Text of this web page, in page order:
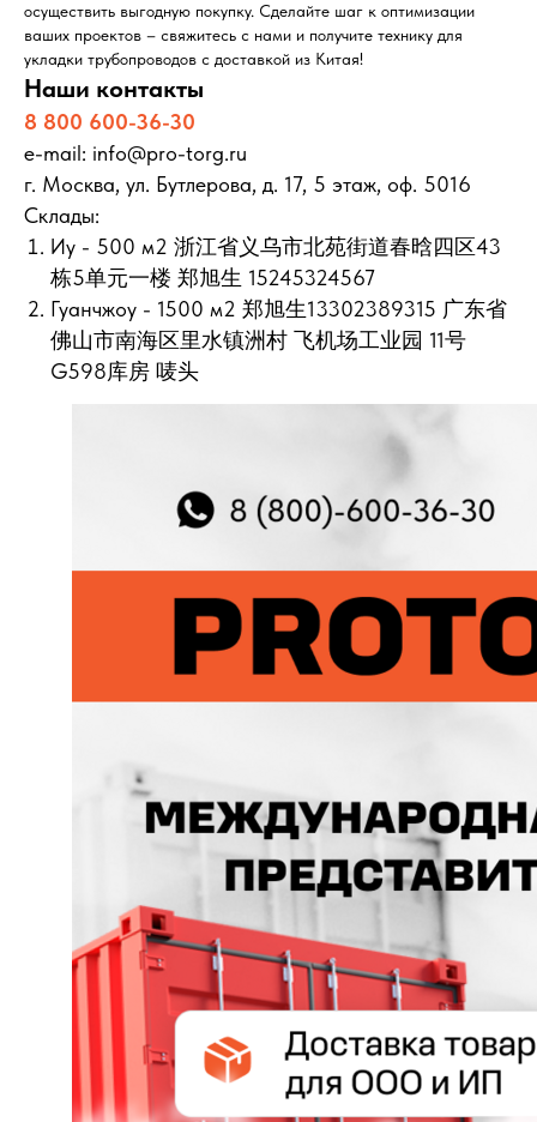
осуществить выгодную покупку. Сделайте шаг к оптимизации
ваших проектов – свяжитесь с нами и получите технику для
укладки трубопроводов с доставкой из Китая!
Наши контакты
8 800 600-36-30
e-mail: info@pro-torg.ru
г. Москва, ул. Бутлерова, д. 17, 5 этаж, оф. 5016
Склады:
Иу - 500 м2 浙江省义乌市北苑街道春晗四区43
栋5单元一楼 郑旭生 15245324567
Гуанчжоу - 1500 м2 郑旭生13302389315 广东省
佛山市南海区里水镇洲村 飞机场工业园 11号
G598库房 唛头